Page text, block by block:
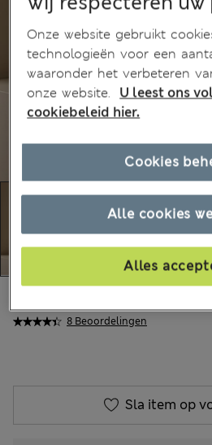
8 Beoordelingen
Sla item op
Onze website gebruikt
technologieën voor een
waaronder het verbeteren
onze website.
U leest ons
cookiebeleid hier.
Alle cookies
Alles
Cookies